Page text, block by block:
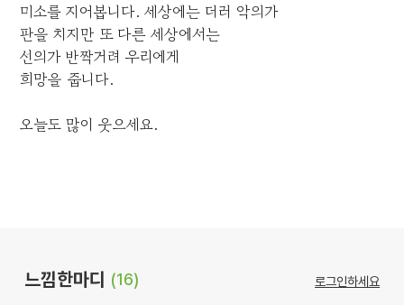
미소를 지어봅니다. 세상에는 더러 악의가
판을 치지만 또 다른 세상에서는
선의가 반짝거려 우리에게
희망을 줍니다.
오늘도 많이 웃으세요.
느낌한마디 (16) 로그인하세요